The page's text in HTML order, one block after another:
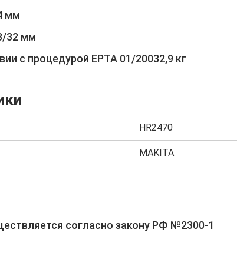
мм
32 мм
с процедурой EPTA 01/20032,9 кг
HR2470
MAKITA
согласно закону РФ №2300-1